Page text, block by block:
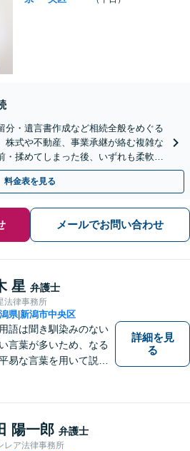
分・遺言書作成など相続全般をめぐる
株式や不動産、事業承継が絡む複雑な
揉めてしまった後、いずれも柔軟に
ください。
料金表を見る
メールでお問い合わせ
星 弁護士
法律事務所
県|新潟市中央区
語は聞き馴染みのない
言葉が多いため、なる
易な言葉を用いて説明
理されることもありま
困りごとがある方は、
相談ください。
詳細を見
る
陽一郎 弁護士
レア法律事務所